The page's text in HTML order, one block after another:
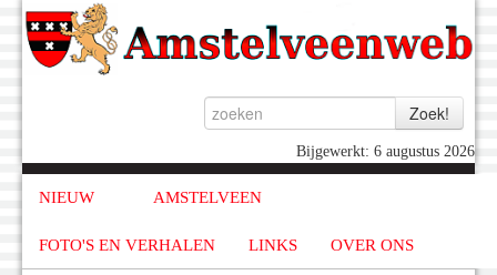
Bijgewerkt: 6 augustus 2026
NIEUW AMSTELVEEN
FOTO'S EN VERHALEN LINKS OVER ONS